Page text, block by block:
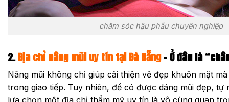
chăm sóc hậu phẫu chuyên nghiệp
2.Địa chỉ nâng mũi uy tín tại Đà Nẵng– Ở đâu là
Nâng mũi không chỉ giúp cải thiện vẻ đẹp khuôn mặt
trong giao tiếp. Tuy nhiên, để có được dáng mũi đẹp, tự
lựa chọn một địa chỉ thẩm mỹ uy tín là vô cùng quan